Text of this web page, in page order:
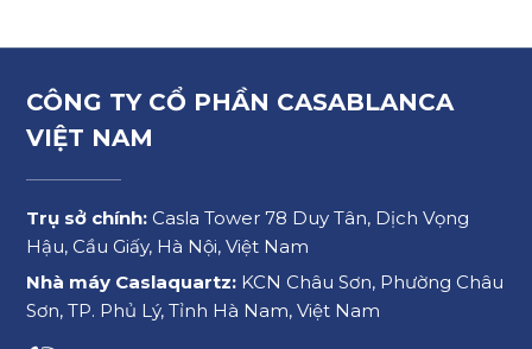
CÔNG TY CỔ PHẦN CASABLANCA
VIỆT NAM
Trụ sở chính: Casla Tower 78 Duy Tân, Dịch Vọng
Hậu, Cầu Giấy, Hà Nội, Việt Nam
Nhà máy Caslaquartz: KCN Châu Sơn, Phường Châu
Sơn, TP. Phủ Lý, Tỉnh Hà Nam, Việt Nam